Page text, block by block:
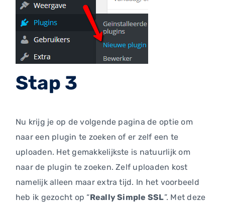
Stap 3
Nu krijg je op de volgende pagina de optie om
naar een plugin te zoeken of er zelf een te
uploaden. Het gemakkelijkste is natuurlijk om
naar de plugin te zoeken. Zelf uploaden kost
namelijk alleen maar extra tijd. In het voorbeeld
heb ik gezocht op “Really Simple SSL”. Met deze